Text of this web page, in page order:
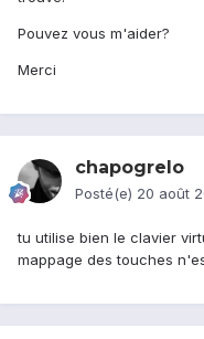
Pouvez vous m'aider?
Merci
chapogrelo
Posté(e) 20 août
tu utilise bien le clavier
mappage des touches